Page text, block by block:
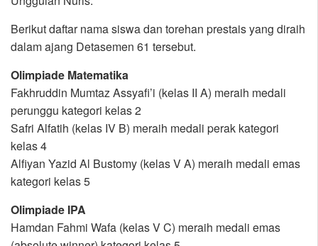
Berikut daftar nama siswa dan torehan prestais yang diraih
dalam ajang Detasemen 61 tersebut.
Olimpiade Matematika
Fakhruddin Mumtaz Assyafi’i (kelas II A) meraih medali
perunggu kategori kelas 2
Safri Alfatih (kelas IV B) meraih medali perak kategori
kelas 4
Alfiyan Yazid Al Bustomy (kelas V A) meraih medali emas
kategori kelas 5
Olimpiade IPA
Hamdan Fahmi Wafa (kelas V C) meraih medali emas